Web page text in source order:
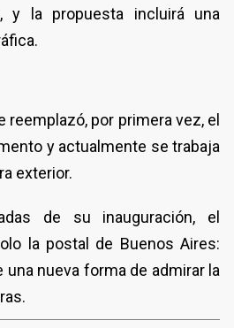
y la propuesta incluirá una
reemplazó, por primera vez, el
y actualmente se trabaja
exterior.
de su inauguración, el
la postal de Buenos Aires:
nueva forma de admirar la